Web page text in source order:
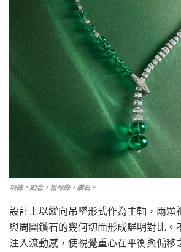
項鍊，鉑金，祖母綠，鑽石。
設計上以縱向吊墜形式作為主軸，兩顆
與周圍鑽石的幾何切面形成鮮明對比。
注入流動感，使視覺重心在平衡與偏移